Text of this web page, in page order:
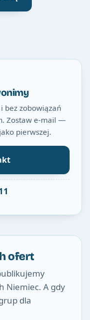
bez zobowiązań
Zostaw e-mail —
pierwszej.
ofert
Niemiec. A gdy
dla